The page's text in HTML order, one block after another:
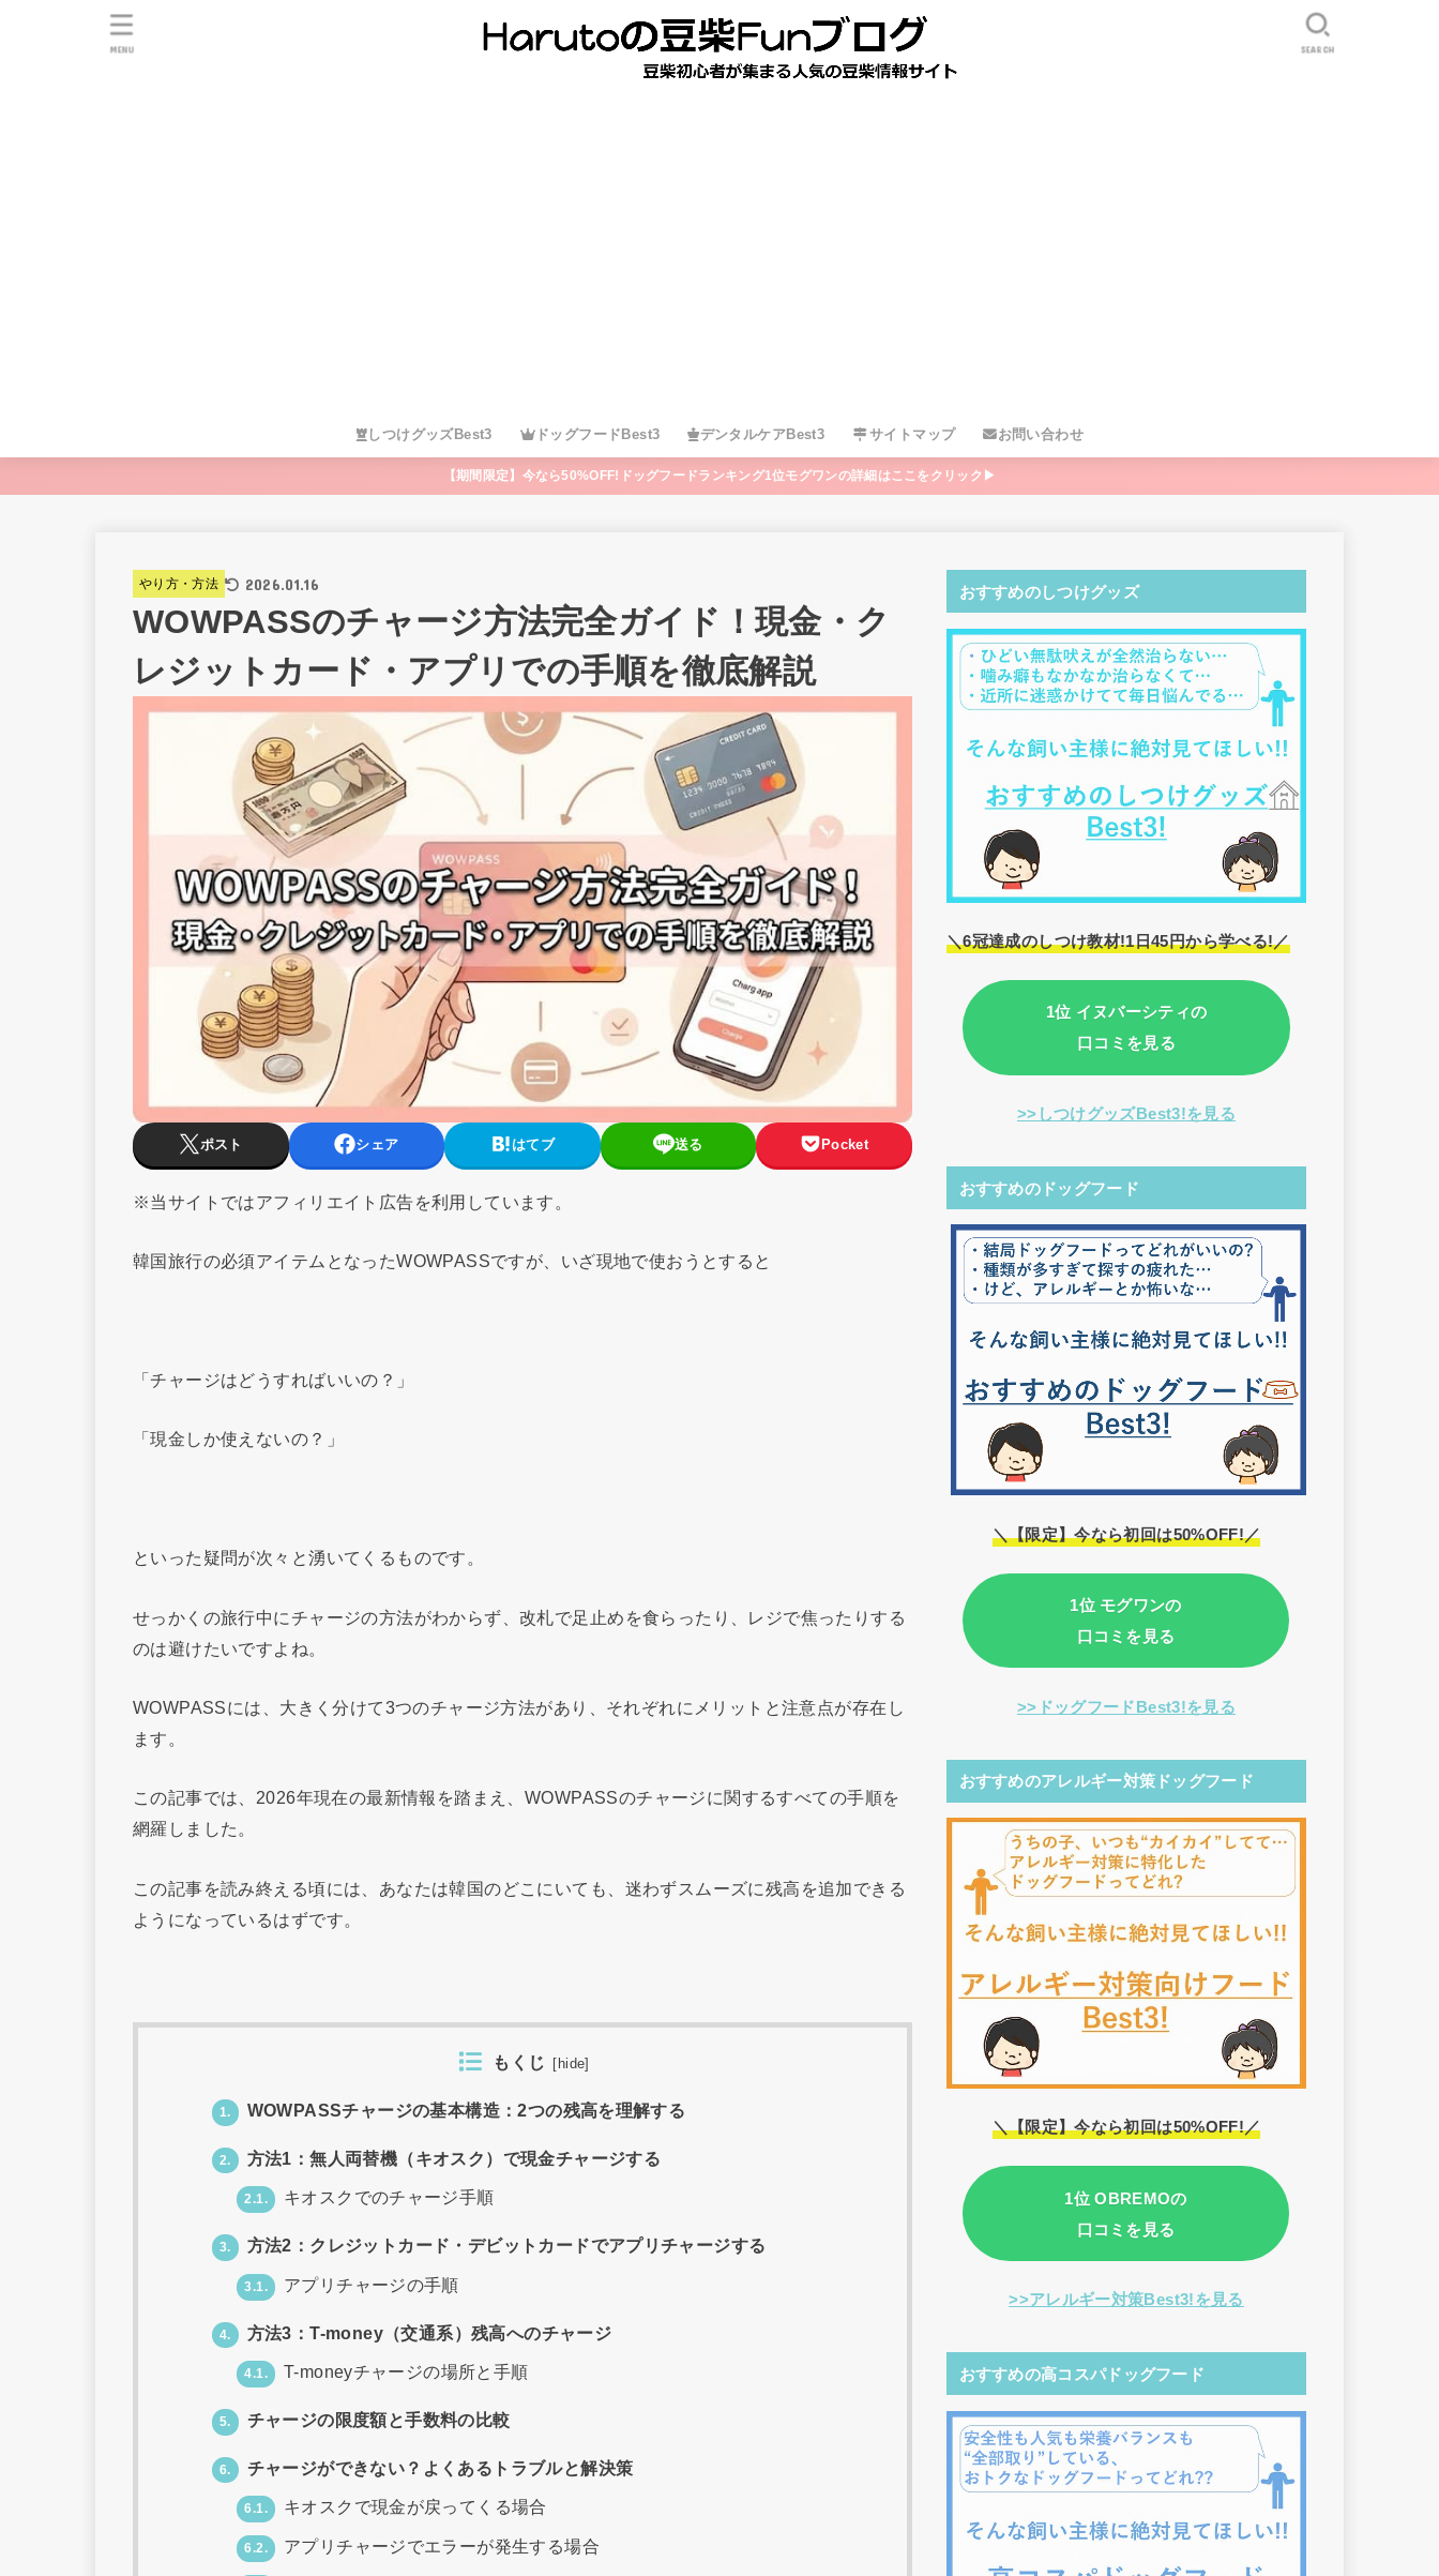
しつけグッズBest3 ドッグフードBest3 デンタルケアBest3 サイトマップ お問い合わせ
SEARCH
MENU
【期間限定】今なら50%OFF!ドッグフードランキング1位モグワンの詳細はここをクリック▶
やり方・方法 2026.01.16
WOWPASSのチャージ方法完全ガイド！現金・ク
レジットカード・アプリでの手順を徹底解説
ポスト シェア はてブ 送る Pocket
※当サイトではアフィリエイト広告を利用しています。
韓国旅行の必須アイテムとなったWOWPASSですが、いざ現地で使おうとすると
「チャージはどうすればいいの？」
「現金しか使えないの？」
といった疑問が次々と湧いてくるものです。
せっかくの旅行中にチャージの方法がわからず、改札で足止めを食らったり、レジで焦ったりする
のは避けたいですよね。
WOWPASSには、大きく分けて3つのチャージ方法があり、それぞれにメリットと注意点が存在し
ます。
この記事では、2026年現在の最新情報を踏まえ、WOWPASSのチャージに関するすべての手順を
網羅しました。
この記事を読み終える頃には、あなたは韓国のどこにいても、迷わずスムーズに残高を追加できる
ようになっているはずです。
もくじ hide
1. WOWPASSチャージの基本構造：2つの残高を理解する
2. 方法1：無人両替機（キオスク）で現金チャージする
2.1. キオスクでのチャージ手順
3. 方法2：クレジットカード・デビットカードでアプリチャージする
3.1. アプリチャージの手順
4. 方法3：T-money（交通系）残高へのチャージ
4.1. T-moneyチャージの場所と手順
5. チャージの限度額と手数料の比較
6. チャージができない？よくあるトラブルと解決策
6.1. キオスクで現金が戻ってくる場合
6.2. アプリチャージでエラーが発生する場合
おすすめのしつけグッズ
＼6冠達成のしつけ教材!1日45円から学べる!／
1位 イヌバーシティの
口コミを見る
>>しつけグッズBest3!を見る
おすすめのドッグフード
＼【限定】今なら初回は50%OFF!／
1位 モグワンの
口コミを見る
>>ドッグフードBest3!を見る
おすすめのアレルギー対策ドッグフード
＼【限定】今なら初回は50%OFF!／
1位 OBREMOの
口コミを見る
>>アレルギー対策Best3!を見る
おすすめの高コスパドッグフード